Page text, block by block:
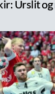
Úrslit